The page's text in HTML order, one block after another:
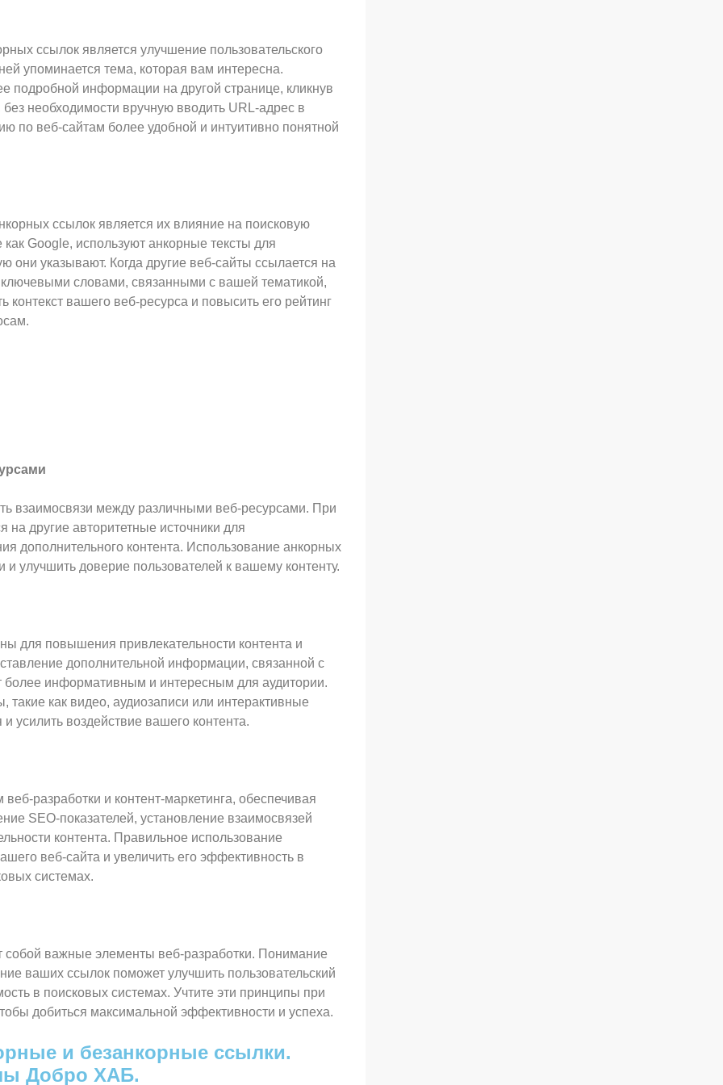
ссылок является улучшение пользовательского
упоминается тема, которая вам интересна.
подробной информации на другой странице, кликнув
необходимости вручную вводить URL-адрес в
по веб-сайтам более удобной и интуитивно понятной
ссылок является их влияние на поисковую
Google, используют анкорные тексты для
они указывают. Когда другие веб-сайты ссылается на
словами, связанными с вашей тематикой,
вашего веб-ресурса и повысить его рейтинг
взаимосвязи между различными веб-ресурсами. При
на другие авторитетные источники для
дополнительного контента. Использование анкорных
и улучшить доверие пользователей к вашему контенту.
для повышения привлекательности контента и
дополнительной информации, связанной с
более информативным и интересным для аудитории.
как видео, аудиозаписи или интерактивные
усилить воздействие вашего контента.
разработки и контент-маркетинга, обеспечивая
SEO-показателей, установление взаимосвязей
контента. Правильное использование
веб-сайта и увеличить его эффективность в
системах.
важные элементы веб-разработки. Понимание
ваших ссылок поможет улучшить пользовательский
в поисковых системах. Учтите эти принципы при
добиться максимальной эффективности и успеха.
и безанкорные ссылки.
Добро ХАБ.